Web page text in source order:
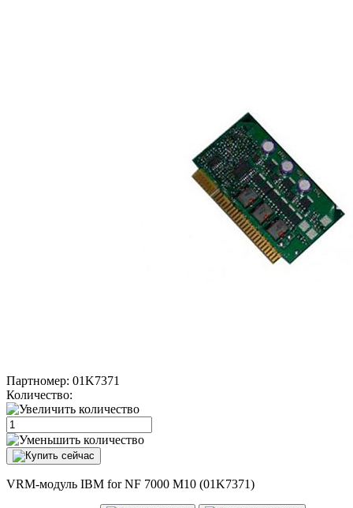
Партномер: 01K7371
Количество:
VRM-модуль IBM for NF 7000 M10 (01K7371)